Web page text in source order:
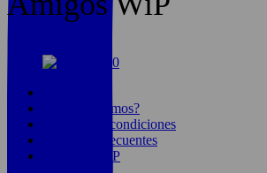
¿Quiénes somos?
Términos y condiciones
Preguntas frecuentes
Filosofía WIP